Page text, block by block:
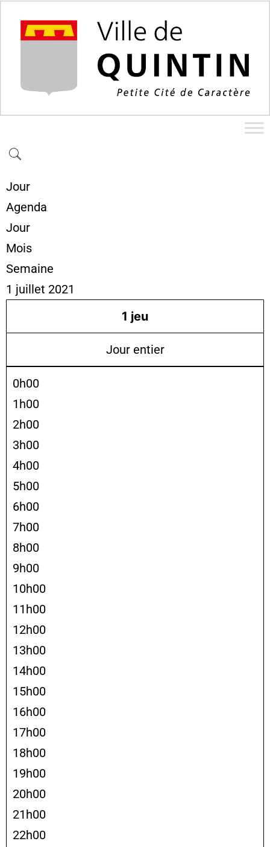
Jour
Agenda
Jour
Mois
Semaine
1 juillet 2021
1 jeu
Jour entier
0h00
1h00
2h00
3h00
4h00
5h00
6h00
7h00
8h00
9h00
10h00
11h00
12h00
13h00
14h00
15h00
16h00
17h00
18h00
19h00
20h00
21h00
22h00